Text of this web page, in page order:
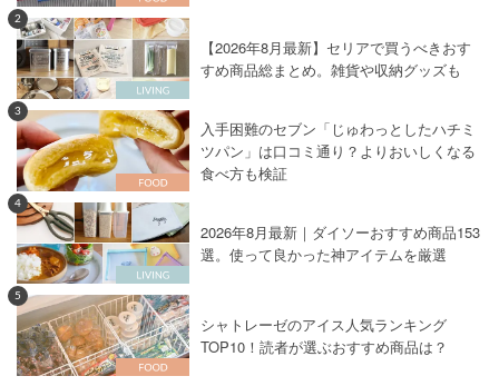
2
【2026年8月最新】セリアで買うべきおす
すめ商品総まとめ。雑貨や収納グッズも
3
入手困難のセブン「じゅわっとしたハチミ
ツパン」は口コミ通り？よりおいしくなる
食べ方も検証
4
2026年8月最新｜ダイソーおすすめ商品153
選。使って良かった神アイテムを厳選
5
シャトレーゼのアイス人気ランキング
TOP10！読者が選ぶおすすめ商品は？